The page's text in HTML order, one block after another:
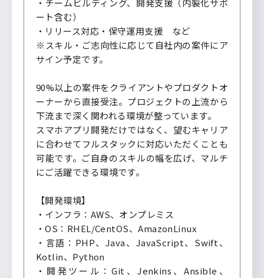
・チームビルディング、開発支援（内製化サポ
ート含む）
・リリース対応・保守運用支援 など
※スキル・ご志向性に応じて自社内の案件にア
サイン予定です。
90%以上の案件をクライアントやプロダクトオ
ーナーから直接受注。プロジェクトの上流から
下流まで深く関われる環境が整っています。
スマホアプリ開発だけではなく、望むキャリア
に合わせてフルスタックに対応いただくことも
可能です。ご自身のスキルの幅を広げ、マルチ
にご活躍できる環境です。
【開発環境】
・インフラ：AWS、オンプレミス
・OS：RHEL/CentOS、AmazonLinux
・言語：PHP、Java、JavaScript、Swift、
Kotlin、Python
・開発ツール：Git、Jenkins、Ansible、